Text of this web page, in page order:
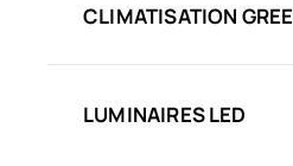
CLIMATISATION
LUMINAIRES LED